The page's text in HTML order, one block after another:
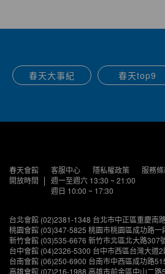
春天大事紀 春天top9
春天會館 客服中心 隱私權政策
服務
開放時間
週一至週六 13:30 ~ 21:00
週日 10:00 ~ 17:30
台北會館 (02)2381-1348 台北市中正區重慶南
桃園會館 (03)347-5825 桃園市桃園區成功路一
新竹會館 (03)535-6676 新竹市北區北大路307
台中會館 (04)2326-5300 台中市西區台灣大道2
台南會館 (06)250-6900 台南市中西區成功路
高雄會館 (07)216-1988 高雄市前金區中山二路